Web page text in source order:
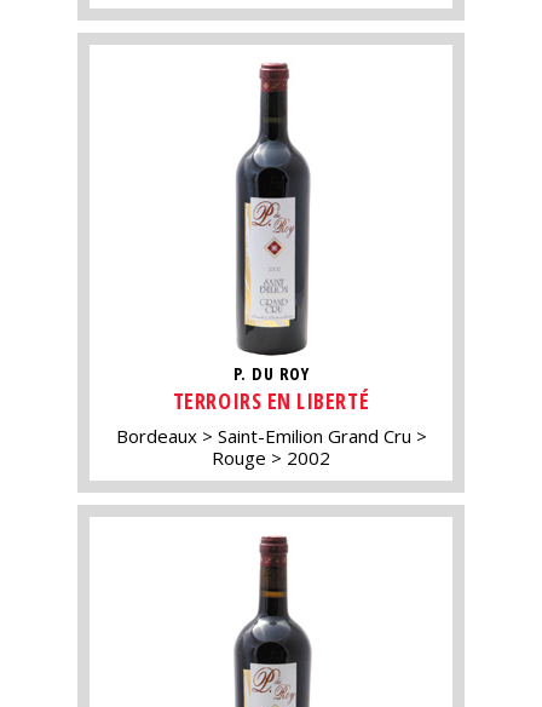
P. DU ROY
TERROIRS EN LIBERTÉ
Bordeaux
Saint-Emilion Grand Cru
Rouge
2002